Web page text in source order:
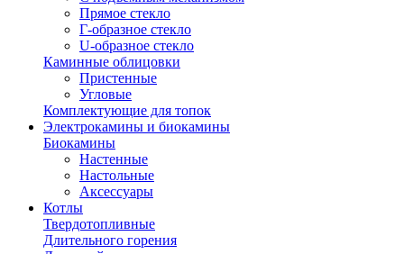
Прямое стекло
Г-образное стекло
U-образное стекло
Каминные облицовки
Пристенные
Угловые
Комплектующие для топок
Электрокамины и биокамины
Биокамины
Настенные
Настольные
Аксессуары
Котлы
Твердотопливные
Длительного горения